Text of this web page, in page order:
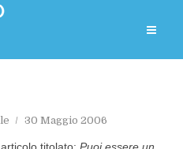
30 Maggio 2006